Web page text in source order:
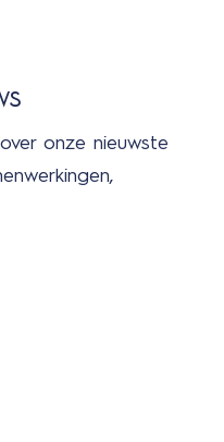
onze nieuwste